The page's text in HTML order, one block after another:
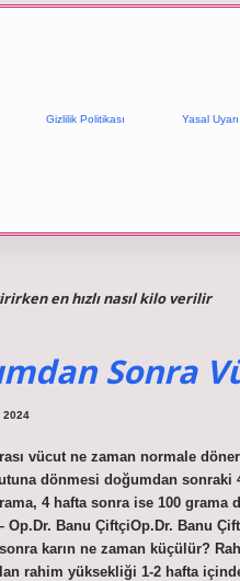
Gizlilik Politikası Yasal Uyarı
en hızlı nasıl kilo verilir
Sonra
2024
vücut ne zaman normale
dönmesi doğumdan sonraki
4 hafta sonra ise 100 grama
Op.Dr. Banu ÇiftçiOp.Dr. Banu
karın ne zaman küçülür?
rahim yüksekliği 1-2 hafta